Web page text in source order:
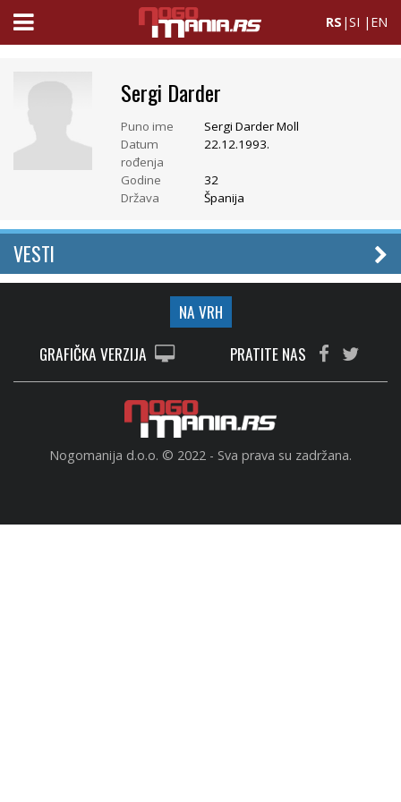
RS |SI | EN
Sergi Darder
Puno ime
Sergi Darder Moll
Datum
rođenja
22.12.1993.
Godine
32
Država
Španija
VESTI
NA VRH
GRAFIČKA VERZIJA
PRATITE NAS
Nogomanija d.o.o. © 2022 - Sva prava su zadržana.